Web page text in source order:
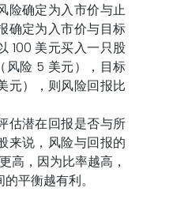
险确定为入市价与止
确定为入市价与目标
100 美元买入一只股
风险 5 美元），目标
元），则风险回报比
估潜在回报是否与所
来说，风险与回报的
高，因为比率越高，
平衡越有利。